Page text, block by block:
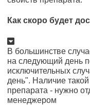
Как скоро будет
В большинстве
на следующий день
исключительных
день". Наличие
препарата - нужно
менеджером